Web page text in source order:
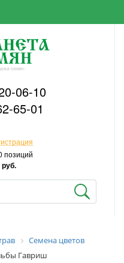
06-10
65-01
позиций
руб.
Семена цветов
Гавриш